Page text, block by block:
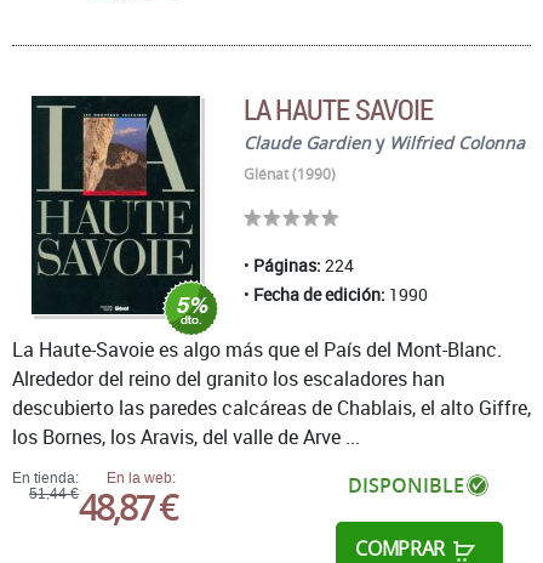
LA HAUTE SAVOIE
Claude Gardieny Wilfried Colonna
Glénat (1990)
Páginas: 224
Fecha de edición: 1990
En tienda:
51,44 €
En la web:
48,87 € DISPONIBLE
COMPRAR
La Haute-Savoie es algo más que el País del Mont-Blanc.
Alrededor del reino del granito los escaladores han
descubierto las paredes calcáreas de Chablais, el alto Giffre,
los Bornes, los Aravis, del valle de Arve ...